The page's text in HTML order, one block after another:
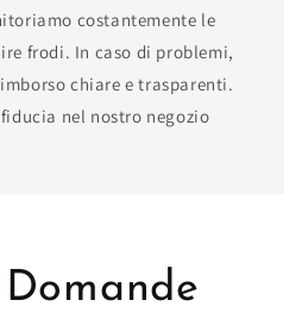
costantemente le
frodi. In caso di problemi,
chiare e trasparenti.
nel nostro negozio